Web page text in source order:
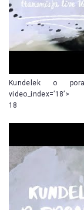
Kundelek o
video_index=’18’>
18